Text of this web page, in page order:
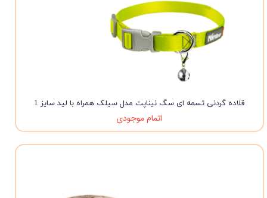
قلاده گردنی تسمه ای سگ نیناپت مدل سیلک همراه با لید سایز 1
اتمام موجودی